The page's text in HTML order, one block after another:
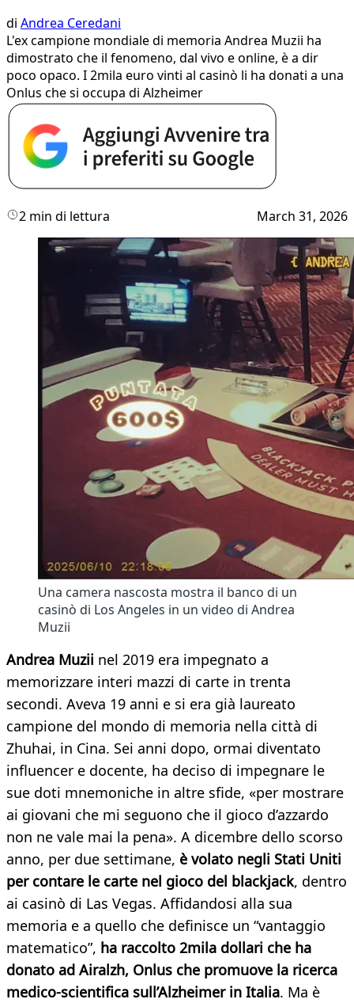
di Andrea Ceredani
L'ex campione mondiale di memoria Andrea Muzii ha
dimostrato che il fenomeno, dal vivo e online, è a dir
poco opaco. I 2mila euro vinti al casinò li ha donati a una
Onlus che si occupa di Alzheimer
2 min di lettura March 31, 2026
Una camera nascosta mostra il banco di un
casinò di Los Angeles in un video di Andrea
Muzii
Andrea Muzii nel 2019 era impegnato a
memorizzare interi mazzi di carte in trenta
secondi. Aveva 19 anni e si era già laureato
campione del mondo di memoria nella città di
Zhuhai, in Cina. Sei anni dopo, ormai diventato
influencer e docente, ha deciso di impegnare le
sue doti mnemoniche in altre sfide, «per mostrare
ai giovani che mi seguono che il gioco d’azzardo
non ne vale mai la pena». A dicembre dello scorso
anno, per due settimane, è volato negli Stati Uniti
per contare le carte nel gioco del blackjack, dentro
ai casinò di Las Vegas. Affidandosi alla sua
memoria e a quello che definisce un “vantaggio
matematico”, ha raccolto 2mila dollari che ha
donato ad Airalzh, Onlus che promuove la ricerca
medico-scientifica sull’Alzheimer in Italia. Ma è